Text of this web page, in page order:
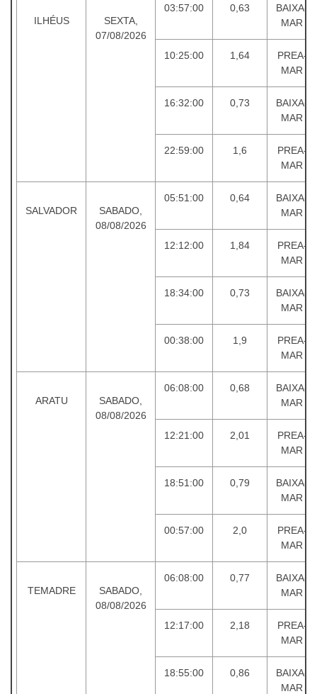
ILHÉUS
SEXTA,
07/08/2026
03:57:00 0,63
BAIXA-
MAR
10:25:00 1,64
PREA-
MAR
16:32:00 0,73
BAIXA-
MAR
22:59:00 1,6
PREA-
MAR
SALVADOR
SABADO,
08/08/2026
05:51:00 0,64
BAIXA-
MAR
12:12:00 1,84
PREA-
MAR
18:34:00 0,73
BAIXA-
MAR
00:38:00 1,9
PREA-
MAR
ARATU
SABADO,
08/08/2026
06:08:00 0,68
BAIXA-
MAR
12:21:00 2,01
PREA-
MAR
18:51:00 0,79
BAIXA-
MAR
00:57:00 2,0
PREA-
MAR
TEMADRE
SABADO,
08/08/2026
06:08:00 0,77
BAIXA-
MAR
12:17:00 2,18
PREA-
MAR
18:55:00 0,86
BAIXA-
MAR